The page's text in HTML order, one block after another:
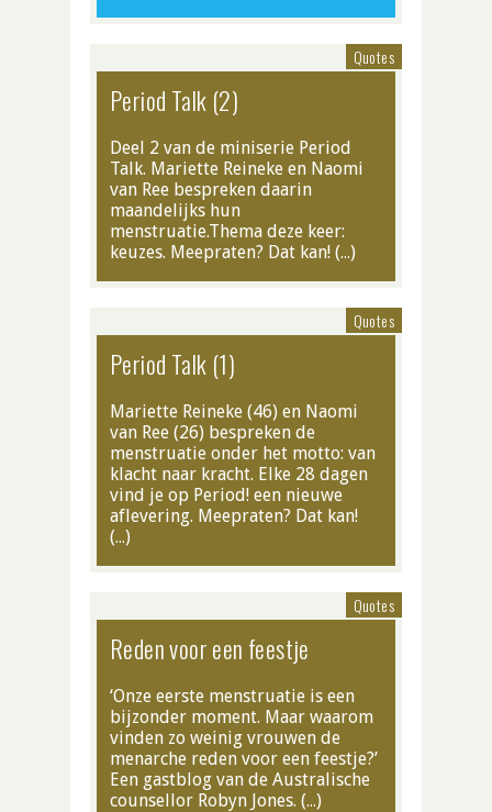
Quotes
Period Talk (2)
Deel 2 van de miniserie Period
Talk. Mariette Reineke en Naomi
van Ree bespreken daarin
maandelijks hun
menstruatie.Thema deze keer:
keuzes. Meepraten? Dat kan! (…)
Quotes
Period Talk (1)
Mariette Reineke (46) en Naomi
van Ree (26) bespreken de
menstruatie onder het motto: van
klacht naar kracht. Elke 28 dagen
vind je op Period! een nieuwe
aflevering. Meepraten? Dat kan!
(…)
Quotes
Reden voor een feestje
‘Onze eerste menstruatie is een
bijzonder moment. Maar waarom
vinden zo weinig vrouwen de
menarche reden voor een feestje?’
Een gastblog van de Australische
counsellor Robyn Jones. (…)